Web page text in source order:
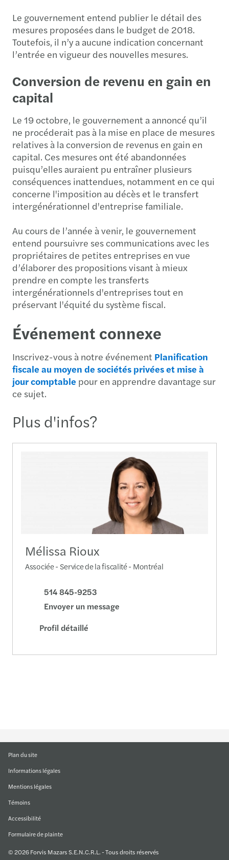
Le gouvernement entend publier le détail des
mesures proposées dans le budget de 2018.
Toutefois, il n’y a aucune indication concernant
l’entrée en vigueur des nouvelles mesures.
Conversion de revenu en gain en
capital
Le 19 octobre, le gouvernement a annoncé qu’il
ne procéderait pas à la mise en place de mesures
relatives à la conversion de revenus en gain en
capital. Ces mesures ont été abandonnées
puisqu’elles auraient pu entraîner plusieurs
conséquences inattendues, notamment en ce qui
concerne l'imposition au décès et le transfert
intergénérationnel d'entreprise familiale.
Au cours de l’année à venir, le gouvernement
entend poursuivre ses communications avec les
propriétaires de petites entreprises en vue
d’élaborer des propositions visant à mieux
prendre en compte les transferts
intergénérationnels d'entreprises tout en
préservant l'équité du système fiscal.
Événement connexe
Inscrivez-vous à notre événement Planification
fiscale au moyen de sociétés privées et mise à
jour comptable pour en apprendre davantage sur
ce sujet.
Plus d'infos?
Mélissa Rioux
Associée - Service de la fiscalité - Montréal
514 845-9253
Envoyer un message
Profil détaillé
Plan du site
Informations légales
Mentions légales
Témoins
Accessibilité
Formulaire de plainte
© 2026 Forvis Mazars S.E.N.C.R.L. - Tous droits réservés